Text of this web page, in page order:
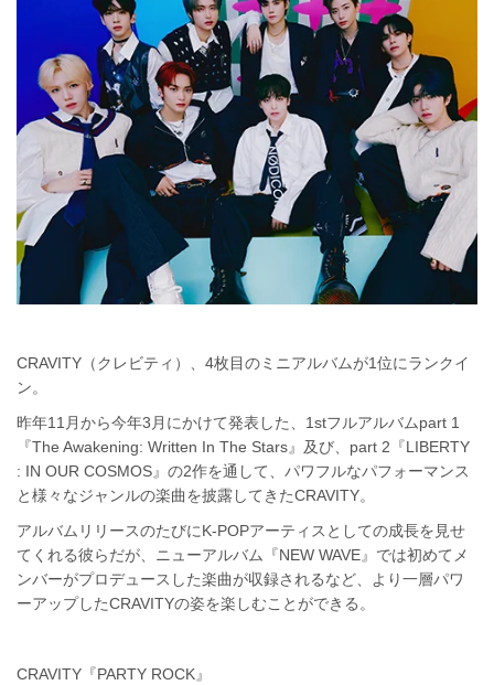
CRAVITY（クレビティ）、4枚目のミニアルバムが1位にランクイ
ン。
昨年11月から今年3月にかけて発表した、1stフルアルバムpart 1
『The Awakening: Written In The Stars』及び、part 2『LIBERTY
: IN OUR COSMOS』の2作を通して、パワフルなパフォーマンス
と様々なジャンルの楽曲を披露してきたCRAVITY。
アルバムリリースのたびにK-POPアーティスとしての成長を見せ
てくれる彼らだが、ニューアルバム『NEW WAVE』では初めてメ
ンバーがプロデュースした楽曲が収録されるなど、より一層パワ
ーアップしたCRAVITYの姿を楽しむことができる。
CRAVITY『PARTY ROCK』